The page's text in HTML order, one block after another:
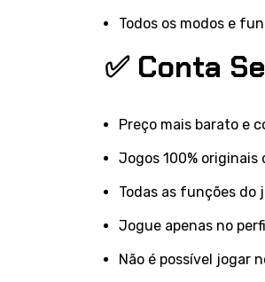
Todos os modos e
✅ Conta
Preço mais barato e
Jogos 100% originais
Todas as funções do
Jogue apenas no
Não é possível jogar